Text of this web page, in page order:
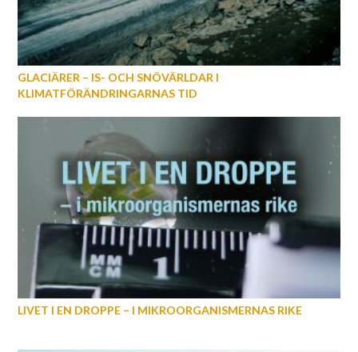
GLACIÄRER – IS- OCH SNÖVÄRLDAR I
KLIMATFÖRÄNDRINGARNAS TID
LIVET I EN DROPPE – I MIKROORGANISMERNAS RIKE